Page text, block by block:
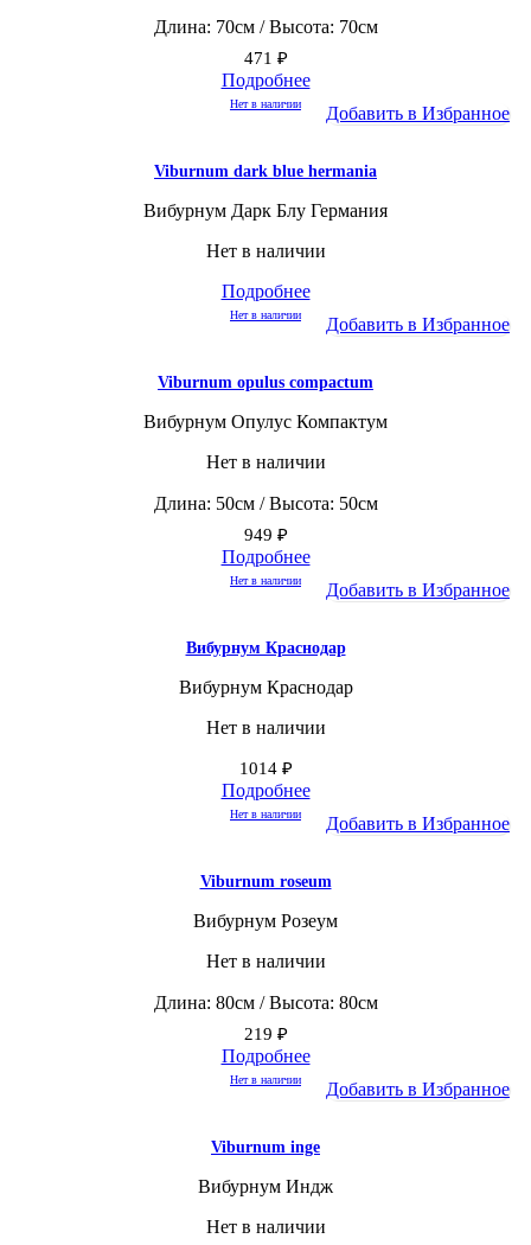
Длина: 70см / Высота: 70см
471 ₽
Подробнее
Нет в наличии Добавить в Избранное
Viburnum dark blue hermania
Вибурнум Дарк Блу Германия
Нет в наличии
Подробнее
Нет в наличии Добавить в Избранное
Viburnum opulus compactum
Вибурнум Опулус Компактум
Нет в наличии
Длина: 50см / Высота: 50см
949 ₽
Подробнее
Нет в наличии Добавить в Избранное
Вибурнум Краснодар
Вибурнум Краснодар
Нет в наличии
1014 ₽
Подробнее
Нет в наличии Добавить в Избранное
Viburnum roseum
Вибурнум Розеум
Нет в наличии
Длина: 80см / Высота: 80см
219 ₽
Подробнее
Нет в наличии Добавить в Избранное
Viburnum inge
Вибурнум Индж
Нет в наличии